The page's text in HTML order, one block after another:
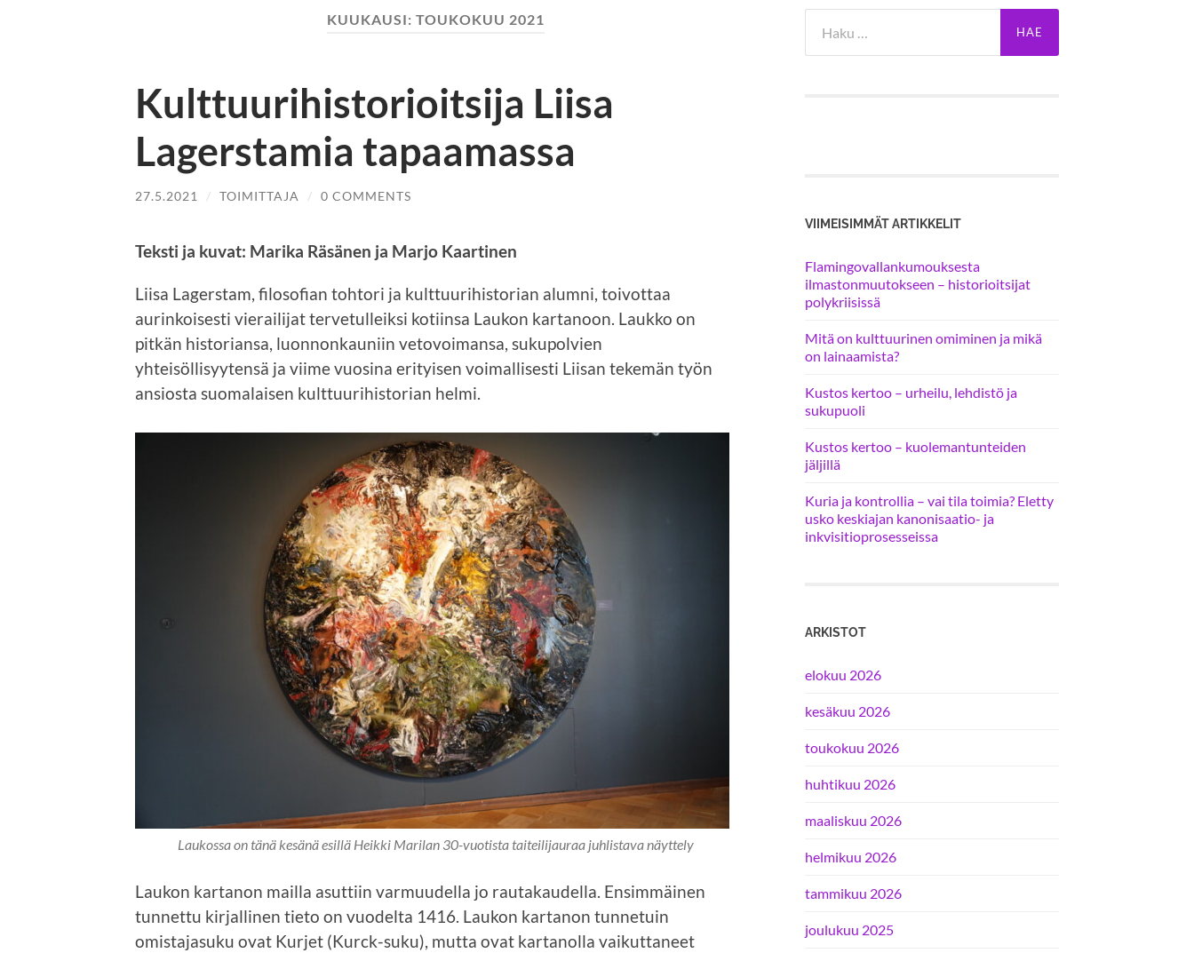
KUUKAUSI: TOUKOKUU 2021
Kulttuurihistorioitsija Liisa
Lagerstamia tapaamassa
27.5.2021 / TOIMITTAJA / 0 COMMENTS
Teksti ja kuvat: Marika Räsänen ja Marjo Kaartinen
Liisa Lagerstam, filosofian tohtori ja kulttuurihistorian alumni, toivottaa
aurinkoisesti vierailijat tervetulleiksi kotiinsa Laukon kartanoon. Laukko on
pitkän historiansa, luonnonkauniin vetovoimansa, sukupolvien
yhteisöllisyytensä ja viime vuosina erityisen voimallisesti Liisan tekemän työn
ansiosta suomalaisen kulttuurihistorian helmi.
Laukossa on tänä kesänä esillä Heikki Marilan 30-vuotista taiteilijauraa juhlistava näyttely
Laukon kartanon mailla asuttiin varmuudella jo rautakaudella. Ensimmäinen
tunnettu kirjallinen tieto on vuodelta 1416. Laukon kartanon tunnetuin
omistajasuku ovat Kurjet (Kurck-suku), mutta ovat kartanolla vaikuttaneet
VIIMEISIMMÄT ARTIKKELIT
Flamingovallankumouksesta
ilmastonmuutokseen – historioitsijat
polykriisissä
Mitä on kulttuurinen omiminen ja mikä
on lainaamista?
Kustos kertoo – urheilu, lehdistö ja
sukupuoli
Kustos kertoo – kuolemantunteiden
jäljillä
Kuria ja kontrollia – vai tila toimia? Eletty
usko keskiajan kanonisaatio- ja
inkvisitioprosesseissa
ARKISTOT
elokuu 2026
kesäkuu 2026
toukokuu 2026
huhtikuu 2026
maaliskuu 2026
helmikuu 2026
tammikuu 2026
joulukuu 2025